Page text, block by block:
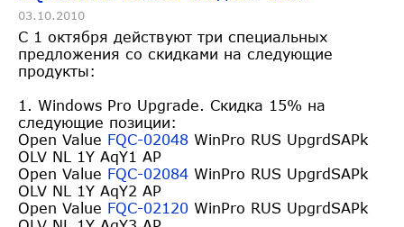
03.10.2010
С 1 октября действуют три специальных
предложения со скидками на следующие
продукты:
1. Windows Pro Upgrade. Скидка 15% на
следующие позиции:
Open Value FQC-02048 WinPro RUS UpgrdSAPk
OLV NL 1Y AqY1 AP
Open Value FQC-02084 WinPro RUS UpgrdSAPk
OLV NL 1Y AqY2 AP
Open Value FQC-02120 WinPro RUS UpgrdSAPk